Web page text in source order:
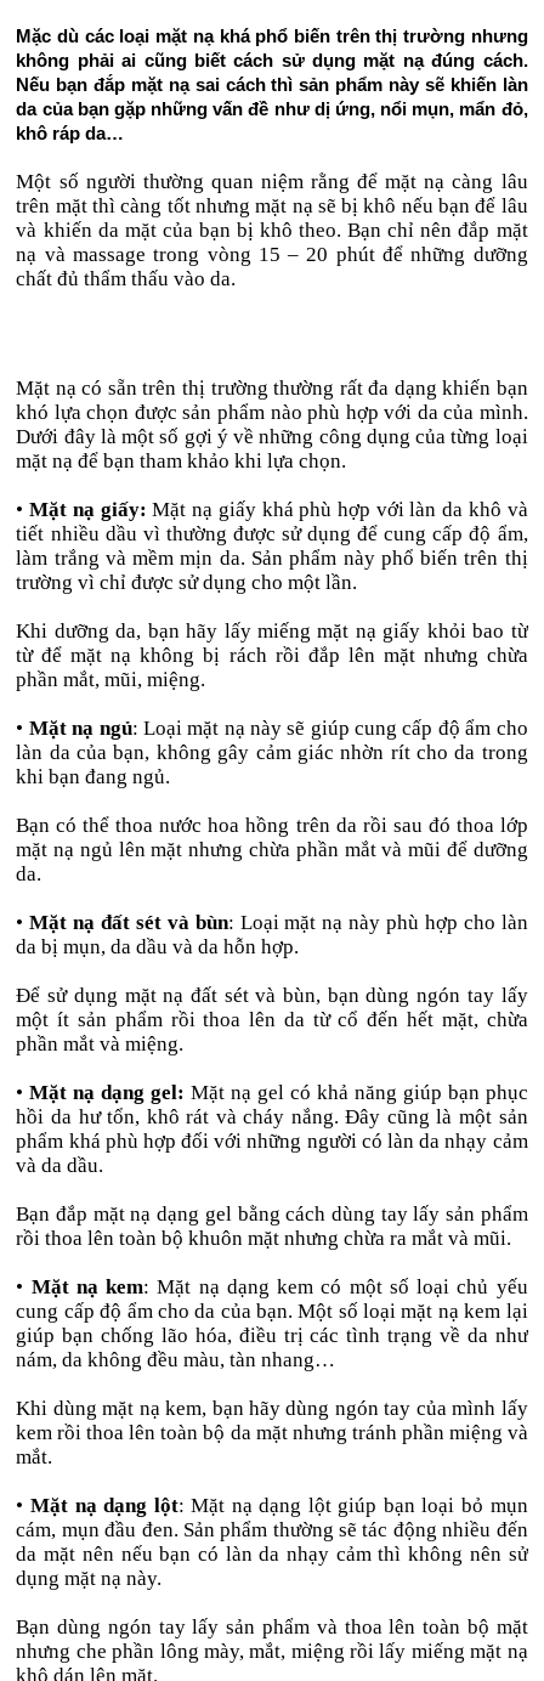
Mặc dù các loại mặt nạ khá phổ biến trên thị trường nhưng
không phải ai cũng biết cách sử dụng mặt nạ đúng cách.
Nếu bạn đắp mặt nạ sai cách thì sản phẩm này sẽ khiến làn
da của bạn gặp những vấn đề như dị ứng, nổi mụn, mẩn đỏ,
khô ráp da…
Một số người thường quan niệm rằng để mặt nạ càng lâu
trên mặt thì càng tốt nhưng mặt nạ sẽ bị khô nếu bạn để lâu
và khiến da mặt của bạn bị khô theo. Bạn chỉ nên đắp mặt
nạ và massage trong vòng 15 – 20 phút để những dưỡng
chất đủ thẩm thấu vào da.
Mặt nạ có sẵn trên thị trường thường rất đa dạng khiến bạn
khó lựa chọn được sản phẩm nào phù hợp với da của mình.
Dưới đây là một số gợi ý về những công dụng của từng loại
mặt nạ để bạn tham khảo khi lựa chọn.
•Mặt nạ giấy: Mặt nạ giấy khá phù hợp với làn da khô và
tiết nhiều dầu vì thường được sử dụng để cung cấp độ ẩm,
làm trắng và mềm mịn da. Sản phẩm này phổ biến trên thị
trường vì chỉ được sử dụng cho một lần.
Khi dưỡng da, bạn hãy lấy miếng mặt nạ giấy khỏi bao từ
từ để mặt nạ không bị rách rồi đắp lên mặt nhưng chừa
phần mắt, mũi, miệng.
• Mặt nạ ngủ: Loại mặt nạ này sẽ giúp cung cấp độ ẩm cho
làn da của bạn, không gây cảm giác nhờn rít cho da trong
khi bạn đang ngủ.
Bạn có thể thoa nước hoa hồng trên da rồi sau đó thoa lớp
mặt nạ ngủ lên mặt nhưng chừa phần mắt và mũi để dưỡng
da.
•Mặt nạ đất sét và bùn: Loại mặt nạ này phù hợp cho làn
da bị mụn, da dầu và da hỗn hợp.
Để sử dụng mặt nạ đất sét và bùn, bạn dùng ngón tay lấy
một ít sản phẩm rồi thoa lên da từ cổ đến hết mặt, chừa
phần mắt và miệng.
•Mặt nạ dạng gel: Mặt nạ gel có khả năng giúp bạn phục
hồi da hư tổn, khô rát và cháy nắng. Đây cũng là một sản
phẩm khá phù hợp đối với những người có làn da nhạy cảm
và da dầu.
Bạn đắp mặt nạ dạng gel bằng cách dùng tay lấy sản phẩm
rồi thoa lên toàn bộ khuôn mặt nhưng chừa ra mắt và mũi.
• Mặt nạ kem: Mặt nạ dạng kem có một số loại chủ yếu
cung cấp độ ẩm cho da của bạn. Một số loại mặt nạ kem lại
giúp bạn chống lão hóa, điều trị các tình trạng về da như
nám, da không đều màu, tàn nhang…
Khi dùng mặt nạ kem, bạn hãy dùng ngón tay của mình lấy
kem rồi thoa lên toàn bộ da mặt nhưng tránh phần miệng và
mắt.
• Mặt nạ dạng lột: Mặt nạ dạng lột giúp bạn loại bỏ mụn
cám, mụn đầu đen. Sản phẩm thường sẽ tác động nhiều đến
da mặt nên nếu bạn có làn da nhạy cảm thì không nên sử
dụng mặt nạ này.
Bạn dùng ngón tay lấy sản phẩm và thoa lên toàn bộ mặt
nhưng che phần lông mày, mắt, miệng rồi lấy miếng mặt nạ
khô dán lên mặt.